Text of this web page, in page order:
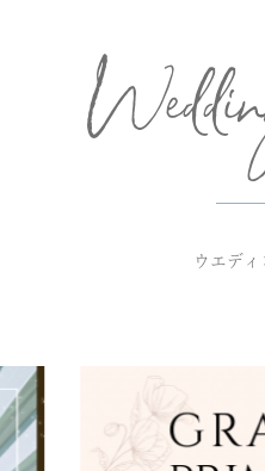
ウエディ